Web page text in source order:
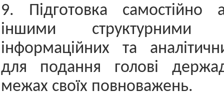
9. Підготовка
іншими структурними
інформаційних та
для подання голові
межах своїх повноважень.